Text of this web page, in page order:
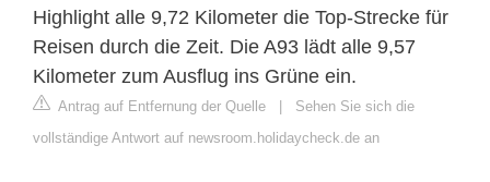
Highlight alle 9,72 Kilometer die Top-Strecke für
Reisen durch die Zeit. Die A93 lädt alle 9,57
Kilometer zum Ausflug ins Grüne ein.
Antrag auf Entfernung der Quelle | Sehen Sie sich die
vollständige Antwort auf newsroom.holidaycheck.de an